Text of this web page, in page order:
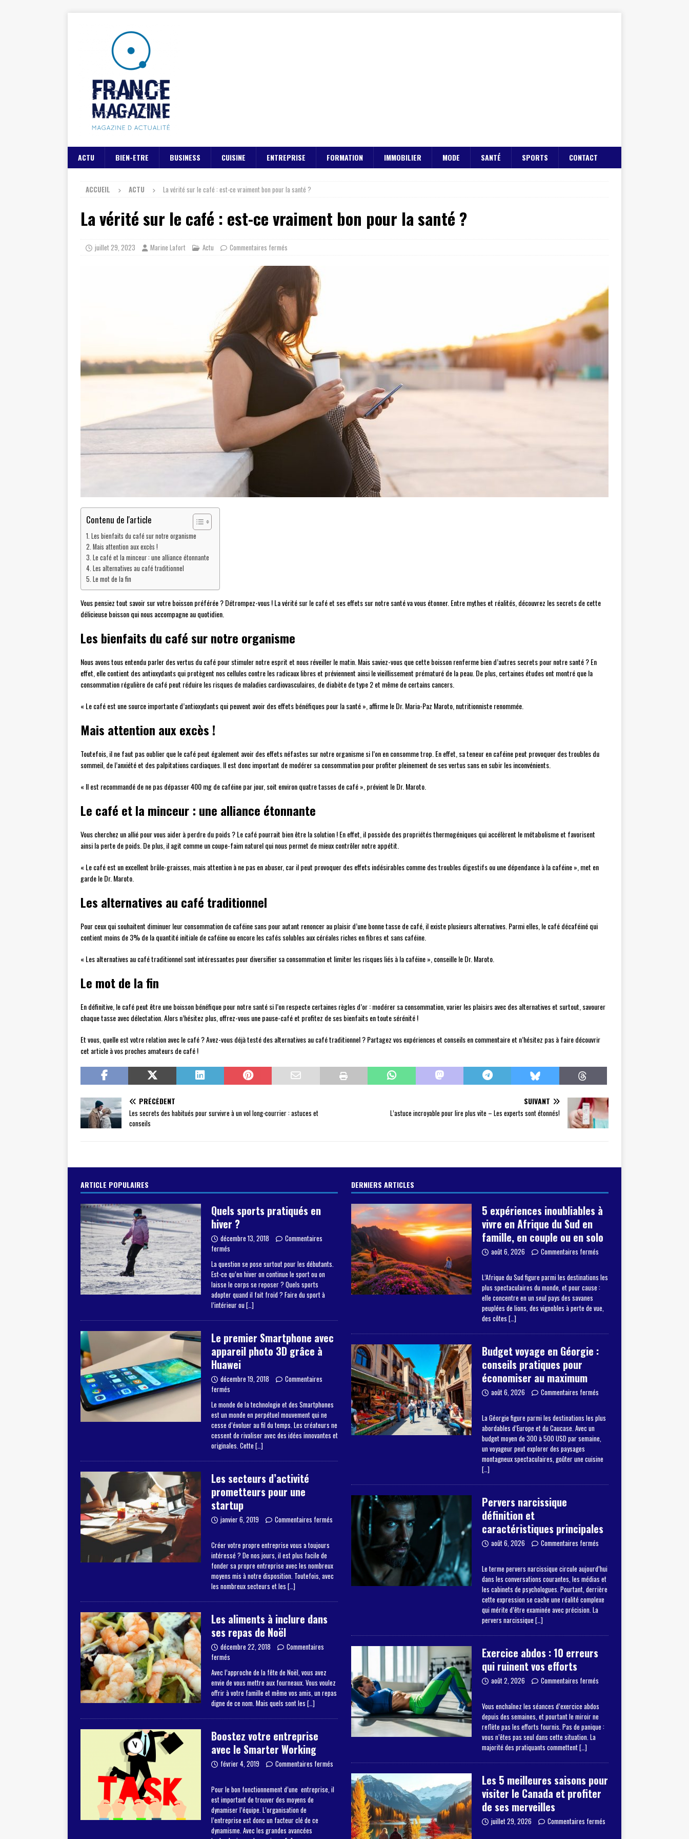
ACTU BIEN-ETRE BUSINESS CUISINE ENTREPRISE FORMATION IMMOBILIER MODE SANTÉ SPORTS CONTACT
ACCUEIL ACTU La vérité sur le café : est-ce vraiment bon pour la santé ?
La vérité sur le café : est-ce vraiment bon pour la santé ?
juillet 29, 2023 Marine Lafort Actu Commentaires fermés
Contenu de l'article
Les bienfaits du café sur notre organisme
Mais attention aux excès !
Le café et la minceur : une alliance étonnante
Les alternatives au café traditionnel
Le mot de la fin
Vous pensiez tout savoir sur votre boisson préférée ? Détrompez-vous ! La vérité sur le café et ses effets sur notre santé va vous étonner. Entre mythes et réalités, découvrez les secrets de cette
délicieuse boisson qui nous accompagne au quotidien.
Les bienfaits du café sur notre organisme
Nous avons tous entendu parler des vertus du café pour stimuler notre esprit et nous réveiller le matin. Mais saviez-vous que cette boisson renferme bien d’autres secrets pour notre santé ? En
effet, elle contient des antioxydants qui protègent nos cellules contre les radicaux libres et préviennent ainsi le vieillissement prématuré de la peau. De plus, certaines études ont montré que la
consommation régulière de café peut réduire les risques de maladies cardiovasculaires, de diabète de type 2 et même de certains cancers.
« Le café est une source importante d’antioxydants qui peuvent avoir des effets bénéfiques pour la santé », affirme le Dr. Maria-Paz Maroto, nutritionniste renommée.
Mais attention aux excès !
Toutefois, il ne faut pas oublier que le café peut également avoir des effets néfastes sur notre organisme si l’on en consomme trop. En effet, sa teneur en caféine peut provoquer des troubles du
sommeil, de l’anxiété et des palpitations cardiaques. Il est donc important de modérer sa consommation pour profiter pleinement de ses vertus sans en subir les inconvénients.
« Il est recommandé de ne pas dépasser 400 mg de caféine par jour, soit environ quatre tasses de café », prévient le Dr. Maroto.
Le café et la minceur : une alliance étonnante
Vous cherchez un allié pour vous aider à perdre du poids ? Le café pourrait bien être la solution ! En effet, il possède des propriétés thermogéniques qui accélèrent le métabolisme et favorisent
ainsi la perte de poids. De plus, il agit comme un coupe-faim naturel qui nous permet de mieux contrôler notre appétit.
« Le café est un excellent brûle-graisses, mais attention à ne pas en abuser, car il peut provoquer des effets indésirables comme des troubles digestifs ou une dépendance à la caféine », met en
garde le Dr. Maroto.
Les alternatives au café traditionnel
Pour ceux qui souhaitent diminuer leur consommation de caféine sans pour autant renoncer au plaisir d’une bonne tasse de café, il existe plusieurs alternatives. Parmi elles, le café décaféiné qui
contient moins de 3% de la quantité initiale de caféine ou encore les cafés solubles aux céréales riches en fibres et sans caféine.
« Les alternatives au café traditionnel sont intéressantes pour diversifier sa consommation et limiter les risques liés à la caféine », conseille le Dr. Maroto.
Le mot de la fin
En définitive, le café peut être une boisson bénéfique pour notre santé si l’on respecte certaines règles d’or : modérer sa consommation, varier les plaisirs avec des alternatives et surtout, savourer
chaque tasse avec délectation. Alors n’hésitez plus, offrez-vous une pause-café et profitez de ses bienfaits en toute sérénité !
Et vous, quelle est votre relation avec le café ? Avez-vous déjà testé des alternatives au café traditionnel ? Partagez vos expériences et conseils en commentaire et n’hésitez pas à faire découvrir
cet article à vos proches amateurs de café !
PRÉCÉDENT
Les secrets des habitués pour survivre à un vol long-courrier : astuces et
conseils
SUIVANT
L’astuce incroyable pour lire plus vite – Les experts sont étonnés!
ARTICLE POPULAIRES
Quels sports pratiqués en
hiver ?
décembre 13, 2018
Commentaires
fermés
La question se pose surtout pour les débutants.
Est-ce qu’en hiver on continue le sport ou on
laisse le corps se reposer ? Quels sports
adopter quand il fait froid ? Faire du sport à
l’intérieur ou […]
Le premier Smartphone avec
appareil photo 3D grâce à
Huawei
décembre 19, 2018
Commentaires
fermés
Le monde de la technologie et des Smartphones
est un monde en perpétuel mouvement qui ne
cesse d’évoluer au fil du temps. Les créateurs ne
cessent de rivaliser avec des idées innovantes et
originales. Cette […]
Les secteurs d’activité
prometteurs pour une
startup
janvier 6, 2019 Commentaires fermés
Créer votre propre entreprise vous a toujours
intéressé ? De nos jours, il est plus facile de
fonder sa propre entreprise avec les nombreux
moyens mis à notre disposition. Toutefois, avec
les nombreux secteurs et les […]
Les aliments à inclure dans
ses repas de Noël
décembre 22, 2018
Commentaires
fermés
Avec l’approche de la fête de Noël, vous avez
envie de vous mettre aux fourneaux. Vous voulez
offrir à votre famille et même vos amis, un repas
digne de ce nom. Mais quels sont les […]
Boostez votre entreprise
avec le Smarter Working
février 4, 2019 Commentaires fermés
Pour le bon fonctionnement d’une entreprise, il
est important de trouver des moyens de
dynamiser l’équipe. L’organisation de
l’entreprise est donc un facteur clé de ce
dynamisme. Avec les grandes avancées
DERNIERS ARTICLES
5 expériences inoubliables à
vivre en Afrique du Sud en
famille, en couple ou en solo
août 6, 2026 Commentaires fermés
L’Afrique du Sud figure parmi les destinations les
plus spectaculaires du monde, et pour cause :
elle concentre en un seul pays des savanes
peuplées de lions, des vignobles à perte de vue,
des côtes […]
Budget voyage en Géorgie :
conseils pratiques pour
économiser au maximum
août 6, 2026 Commentaires fermés
La Géorgie figure parmi les destinations les plus
abordables d’Europe et du Caucase. Avec un
budget moyen de 300 à 500 USD par semaine,
un voyageur peut explorer des paysages
montagneux spectaculaires, goûter une cuisine
[…]
Pervers narcissique
définition et
caractéristiques principales
août 6, 2026 Commentaires fermés
Le terme pervers narcissique circule aujourd’hui
dans les conversations courantes, les médias et
les cabinets de psychologues. Pourtant, derrière
cette expression se cache une réalité complexe
qui mérite d’être examinée avec précision. La
pervers narcissique […]
Exercice abdos : 10 erreurs
qui ruinent vos efforts
août 2, 2026 Commentaires fermés
Vous enchaînez les séances d’exercice abdos
depuis des semaines, et pourtant le miroir ne
reflète pas les efforts fournis. Pas de panique :
vous n’êtes pas seul dans cette situation. La
majorité des pratiquants commettent[…]
Les 5 meilleures saisons pour
visiter le Canada et profiter
de ses merveilles
juillet 29, 2026 Commentaires fermés